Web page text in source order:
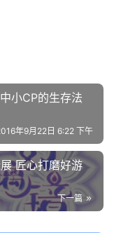
小CP的生存法
年9月22日 6:22 下午
匠心打磨好游
下一篇